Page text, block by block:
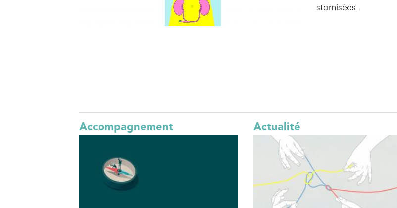
stomisées.
Accompagnement Actualité